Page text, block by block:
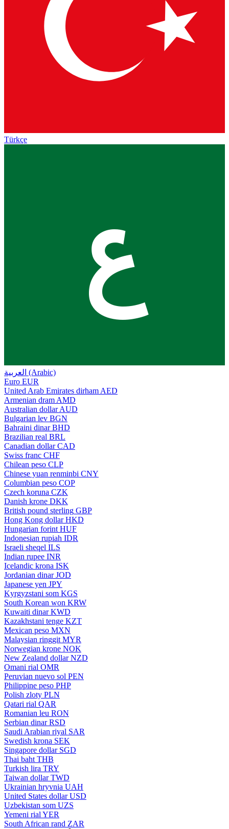
Türkçe
ع
العربية (Arabic)
Euro EUR
United Arab Emirates dirham AED
Armenian dram AMD
Australian dollar AUD
Bulgarian lev BGN
Bahraini dinar BHD
Brazilian real BRL
Canadian dollar CAD
Swiss franc CHF
Chilean peso CLP
Chinese yuan renminbi CNY
Columbian peso COP
Czech koruna CZK
Danish krone DKK
British pound sterling GBP
Hong Kong dollar HKD
Hungarian forint HUF
Indonesian rupiah IDR
Israeli sheqel ILS
Indian rupee INR
Icelandic krona ISK
Jordanian dinar JOD
Japanese yen JPY
Kyrgyzstani som KGS
South Korean won KRW
Kuwaiti dinar KWD
Kazakhstani tenge KZT
Mexican peso MXN
Malaysian ringgit MYR
Norwegian krone NOK
New Zealand dollar NZD
Omani rial OMR
Peruvian nuevo sol PEN
Philippine peso PHP
Polish zloty PLN
Qatari rial QAR
Romanian leu RON
Serbian dinar RSD
Saudi Arabian riyal SAR
Swedish krona SEK
Singapore dollar SGD
Thai baht THB
Turkish lira TRY
Taiwan dollar TWD
Ukrainian hryvnia UAH
United States dollar USD
Uzbekistan som UZS
Yemeni rial YER
South African rand ZAR